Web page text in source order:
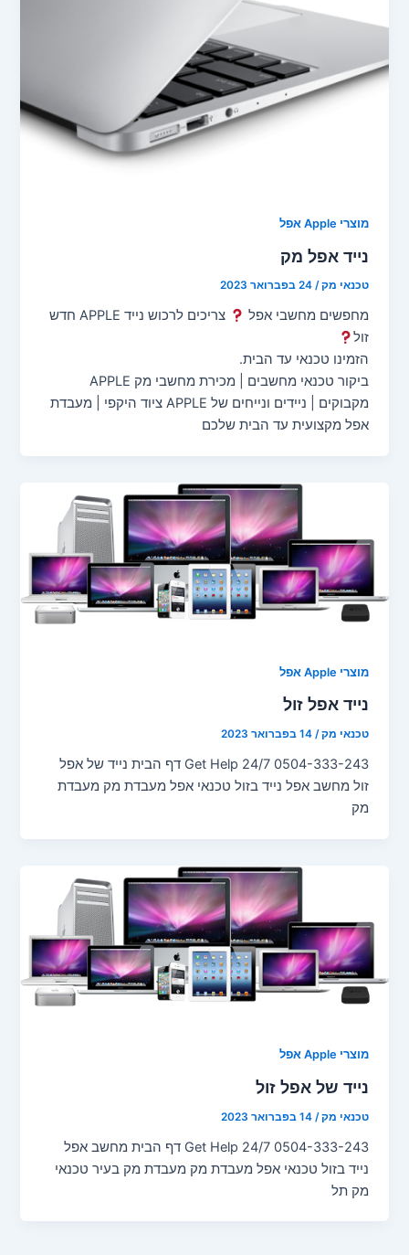
מוצרי Apple אפל
נייד אפל מק
טכנאי מק/24 בפברואר 2023
מחפשים מחשבי אפל
צריכים לרכוש נייד APPLE חדש
זול
הזמינו טכנאי עד הבית.
ביקור טכנאי מחשבים | מכירת מחשבי מק APPLE
מקבוקים | ניידים ונייחים של APPLE ציוד היקפי | מעבדת
אפל מקצועית עד הבית שלכם
מוצרי Apple אפל
נייד אפל זול
טכנאי מק/14 בפברואר 2023
Get Help 24/7 0504-333-243 דף הבית נייד של אפל
זול מחשב אפל נייד בזול טכנאי אפל מעבדת מק מעבדת
מק
מוצרי Apple אפל
נייד של אפל זול
טכנאי מק/14 בפברואר 2023
Get Help 24/7 0504-333-243 דף הבית מחשב אפל
נייד בזול טכנאי אפל מעבדת מק מעבדת מק בעיר טכנאי
מק תל